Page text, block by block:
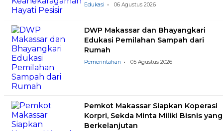
Edukasi 06 Agustus 2026
DWP Makassar dan Bhayangkari
Edukasi Pemilahan Sampah dari
Rumah
Pemerintahan 05 Agustus 2026
Pemkot Makassar Siapkan Koperasi
Korpri, Sekda Minta Miliki Bisnis yang
Berkelanjutan